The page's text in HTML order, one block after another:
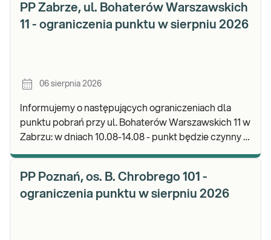
PP Zabrze, ul. Bohaterów Warszawskich
11 - ograniczenia punktu w sierpniu 2026
06 sierpnia 2026
Informujemy o następujących ograniczeniach dla
punktu pobrań przy ul. Bohaterów Warszawskich 11 w
Zabrzu: w dniach 10.08-14.08 - punkt będzie czynny w
PP Poznań, os. B. Chrobrego 101 -
ograniczenia punktu w sierpniu 2026